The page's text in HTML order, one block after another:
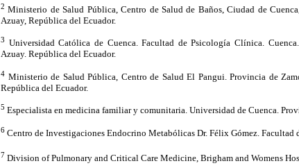
2 Ministerio de Salud Pública, Centro de Salud de Baños, Ciudad de
Azuay, República del Ecuador.
3 Universidad Católica de Cuenca. Facultad de Psicología Clínica.
Azuay. República del Ecuador.
4 Ministerio de Salud Pública, Centro de Salud El Pangui. Provincia de
República del Ecuador.
5 Especialista en medicina familiar y comunitaria. Universidad de Cuenca.
6 Centro de Investigaciones Endocrino Metabólicas Dr. Félix Gómez.
7 Division of Pulmonary and Critical Care Medicine, Brigham and Womens